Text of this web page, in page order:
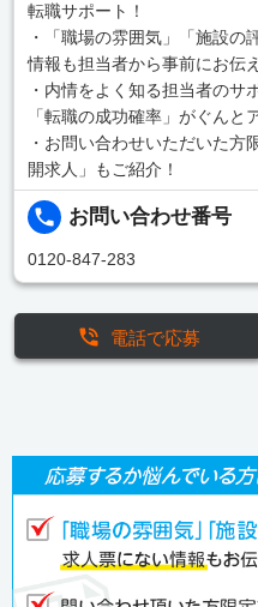
転職サポート！
・「職場の雰囲気」「施設の
情報も担当者から事前にお伝
・内情をよく知る担当者のサ
「転職の成功確率」がぐんと
・お問い合わせいただいた方
開求人」もご紹介！
お問い合わせ番号
0120-847-283
電話で応募